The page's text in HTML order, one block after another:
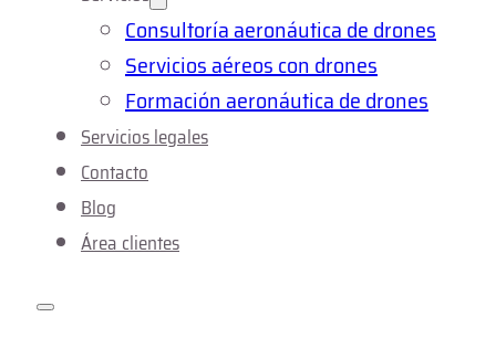
Consultoría aeronáutica de drones
Servicios aéreos con drones
Formación aeronáutica de drones
Servicios legales
Contacto
Blog
Área clientes